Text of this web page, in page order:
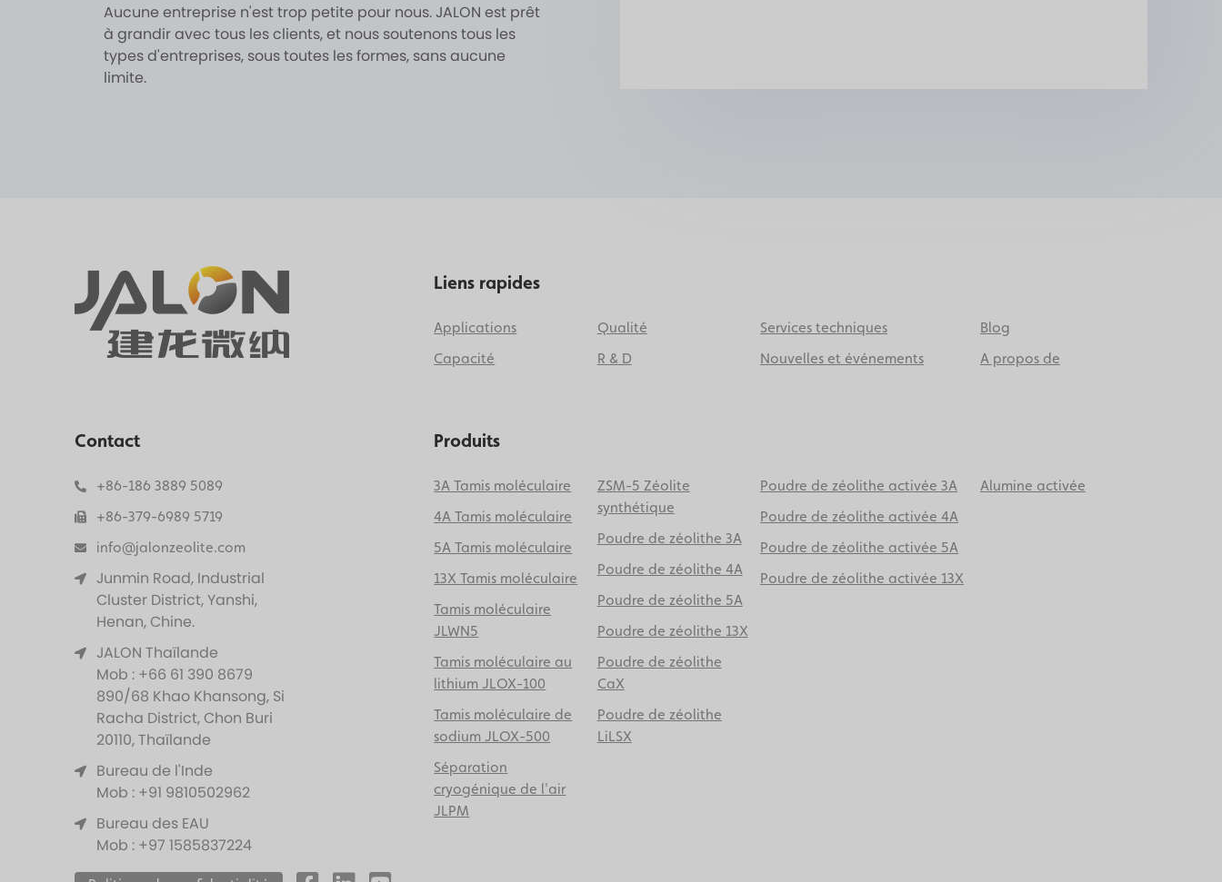
Aucune entreprise n'est trop petite pour nous. JALON est prêt
à grandir avec tous les clients, et nous soutenons tous les
types d'entreprises, sous toutes les formes, sans aucune
limite.
Liens rapides
Applications Qualité Services techniques
Blog
Capacité
R & D Nouvelles et événements A propos de
Contact
+86-186 3889 5089
+86-379-6989 5719
info@jalonzeolite.com
Junmin Road, Industrial
Cluster District, Yanshi,
Henan, Chine.
JALON Thaïlande
Mob : +66 61 390 8679
890/68 Khao Khansong, Si
Racha District, Chon Buri
20110, Thaïlande
Bureau de l'Inde
Mob : +91 9810502962
Bureau des EAU
Mob : +97 1585837224
Produits
3A Tamis moléculaire
4A Tamis moléculaire
5A Tamis moléculaire
13X Tamis moléculaire
Tamis moléculaire
JLWN5
Tamis moléculaire au
lithium JLOX-100
Tamis moléculaire de
sodium JLOX-500
Séparation
cryogénique de l'air
JLPM
ZSM-5 Zéolite
synthétique
Poudre de zéolithe 3A
Poudre de zéolithe 4A
Poudre de zéolithe 5A
Poudre de zéolithe 13X
Poudre de zéolithe
CaX
Poudre de zéolithe
LiLSX
Poudre de zéolithe activée 3A
Poudre de zéolithe activée 4A
Poudre de zéolithe activée 5A
Poudre de zéolithe activée 13X
Alumine activée